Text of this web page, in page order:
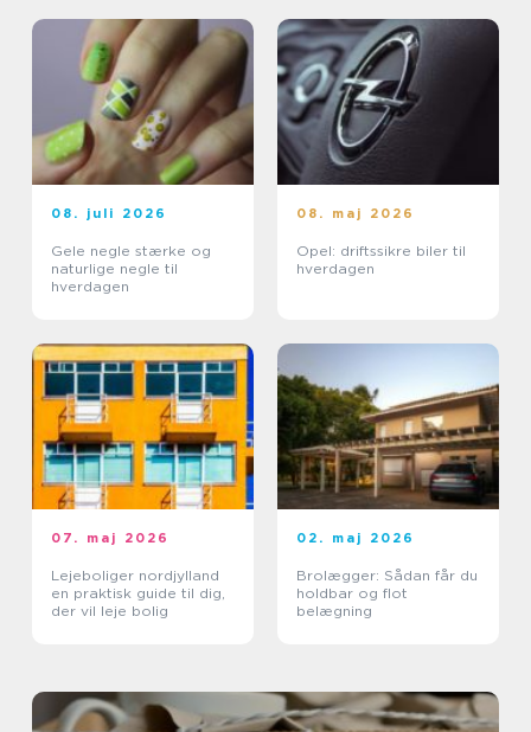
08. juli 2026
Gele negle stærke og
naturlige negle til
hverdagen
08. maj 2026
Opel: driftssikre biler til
hverdagen
07. maj 2026
Lejeboliger nordjylland
en praktisk guide til dig,
der vil leje bolig
02. maj 2026
Brolægger: Sådan får du
holdbar og flot
belægning